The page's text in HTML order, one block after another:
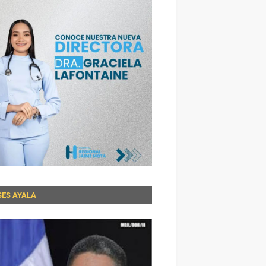
AYALA